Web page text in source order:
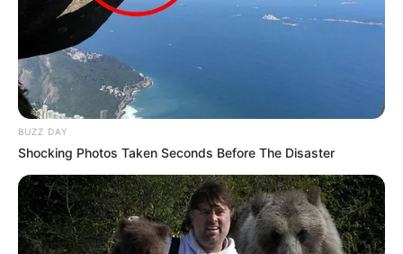
BUZZ DAY
Shocking Photos Taken Seconds Before The Disaster